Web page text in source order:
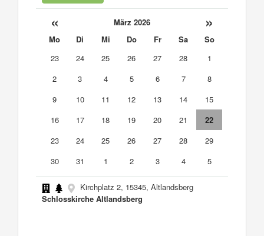
« März 2026 »
Mo Di Mi Do Fr Sa
So
23
24 25 26 27 28
1
2
3 4 5 6 7
8
9
10 11 12 13 14
15
16
17 18 19 20 21
22
23
24 25 26 27 28
29
30
31 1 2 3 4 5
Kirchplatz 2, 15345, Altlandsberg
Schlosskirche Altlandsberg